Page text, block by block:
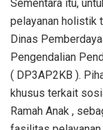
Sementara itu,
pelayanan holistik
Dinas
Pengendalian
( DP3AP2KB ).
khusus terkait
Ramah Anak ,